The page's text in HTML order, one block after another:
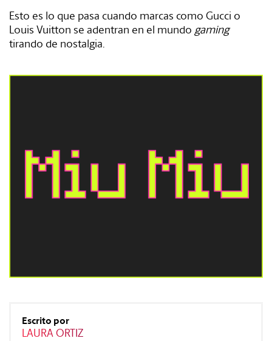
Esto es lo que pasa cuando marcas como Gucci o
Louis Vuitton se adentran en el mundo gaming
tirando de nostalgia.
Escrito por
LAURA ORTIZ
#Planes
#Sexo
#Dinero